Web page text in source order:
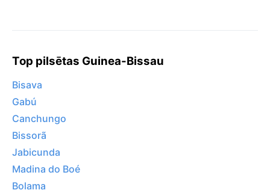
Top pilsētas Guinea-Bissau
Bisava
Gabú
Canchungo
Bissorã
Jabicunda
Madina do Boé
Bolama